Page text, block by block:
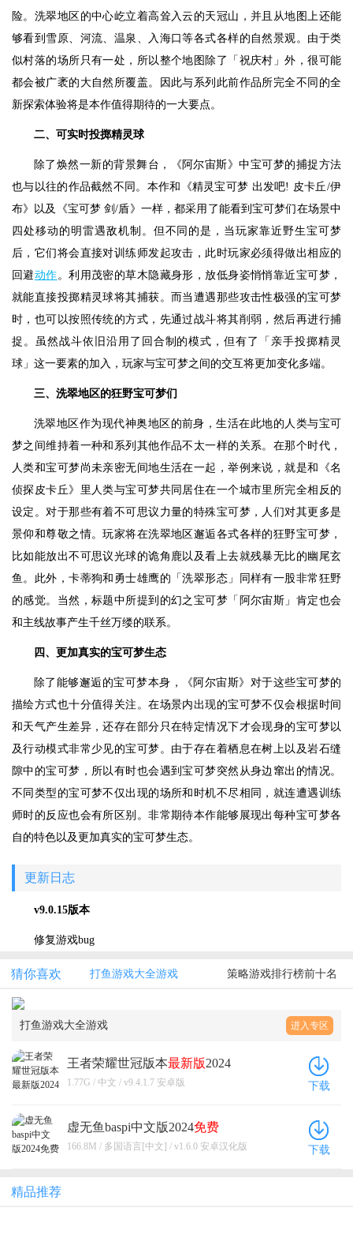
险。洗翠地区的中心屹立着高耸入云的天冠山，并且从地图上还能
够看到雪原、河流、温泉、入海口等各式各样的自然景观。由于类
似村落的场所只有一处，所以整个地图除了「祝庆村」外，很可能
都会被广袤的大自然所覆盖。因此与系列此前作品所完全不同的全
新探索体验将是本作值得期待的一大要点。
二、可实时投掷精灵球
除了焕然一新的背景舞台，《阿尔宙斯》中宝可梦的捕捉方法
也与以往的作品截然不同。本作和《精灵宝可梦 出发吧! 皮卡丘/伊
布》以及《宝可梦 剑/盾》一样，都采用了能看到宝可梦们在场景中
四处移动的明雷遇敌机制。但不同的是，当玩家靠近野生宝可梦
后，它们将会直接对训练师发起攻击，此时玩家必须得做出相应的
回避动作。利用茂密的草木隐藏身形，放低身姿悄悄靠近宝可梦，
就能直接投掷精灵球将其捕获。而当遭遇那些攻击性极强的宝可梦
时，也可以按照传统的方式，先通过战斗将其削弱，然后再进行捕
捉。虽然战斗依旧沿用了回合制的模式，但有了「亲手投掷精灵
球」这一要素的加入，玩家与宝可梦之间的交互将更加变化多端。
三、洗翠地区的狂野宝可梦们
洗翠地区作为现代神奥地区的前身，生活在此地的人类与宝可
梦之间维持着一种和系列其他作品不太一样的关系。在那个时代，
人类和宝可梦尚未亲密无间地生活在一起，举例来说，就是和《名
侦探皮卡丘》里人类与宝可梦共同居住在一个城市里所完全相反的
设定。对于那些有着不可思议力量的特殊宝可梦，人们对其更多是
景仰和尊敬之情。玩家将在洗翠地区邂逅各式各样的狂野宝可梦，
比如能放出不可思议光球的诡角鹿以及看上去就残暴无比的幽尾玄
鱼。此外，卡蒂狗和勇士雄鹰的「洗翠形态」同样有一股非常狂野
的感觉。当然，标题中所提到的幻之宝可梦「阿尔宙斯」肯定也会
和主线故事产生千丝万缕的联系。
四、更加真实的宝可梦生态
除了能够邂逅的宝可梦本身，《阿尔宙斯》对于这些宝可梦的
描绘方式也十分值得关注。在场景内出现的宝可梦不仅会根据时间
和天气产生差异，还存在部分只在特定情况下才会现身的宝可梦以
及行动模式非常少见的宝可梦。由于存在着栖息在树上以及岩石缝
隙中的宝可梦，所以有时也会遇到宝可梦突然从身边窜出的情况。
不同类型的宝可梦不仅出现的场所和时机不尽相同，就连遭遇训练
师时的反应也会有所区别。非常期待本作能够展现出每种宝可梦各
自的特色以及更加真实的宝可梦生态。
更新日志
v9.0.15版本
修复游戏bug
猜你喜欢 打鱼游戏大全游戏 策略游戏排行榜前十名
打鱼游戏大全游戏 进入专区
王者荣耀世冠版本最新版2024
1.77G / 中文 / v9.4.1.7 安卓版 下载
虚无鱼baspi中文版2024免费
166.8M / 多国语言[中文] / v1.6.0 安卓汉化版 下载
精品推荐